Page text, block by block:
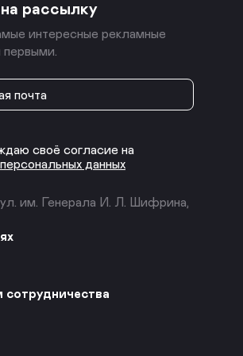
рассылку
интересные рекламные
своё согласие на
персональных данных
ул. им. Генерала И. Л. Шифрина,